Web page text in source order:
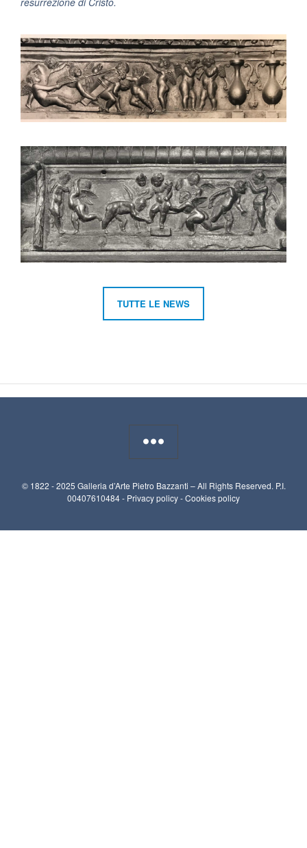
TUTTE LE NEWS
© 1822 - 2025 Galleria d’Arte Pietro Bazzanti – All Rights Reserved. P.I.
00407610484 - Privacy policy-Cookies policy